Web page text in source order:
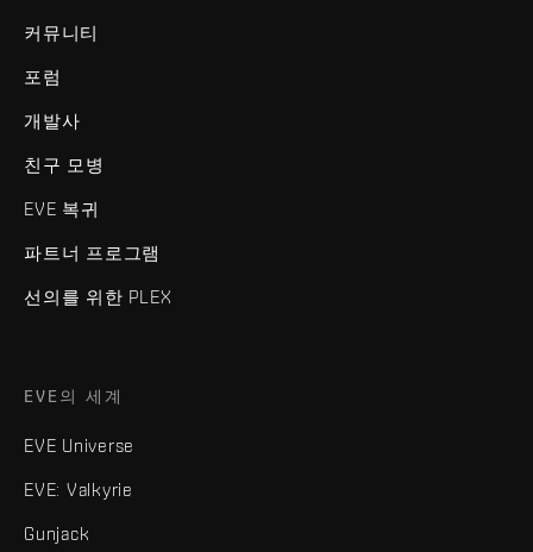
커뮤니티
포럼
개발사
친구 모병
EVE 복귀
파트너 프로그램
선의를 위한 PLEX
EVE의 세계
EVE Universe
EVE: Valkyrie
Gunjack